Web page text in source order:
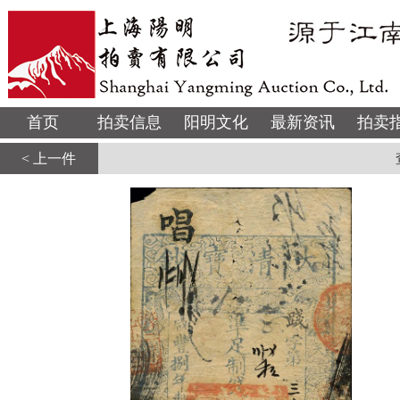
首页 拍卖信息 阳明文化 最新资讯 拍卖
< 上一件